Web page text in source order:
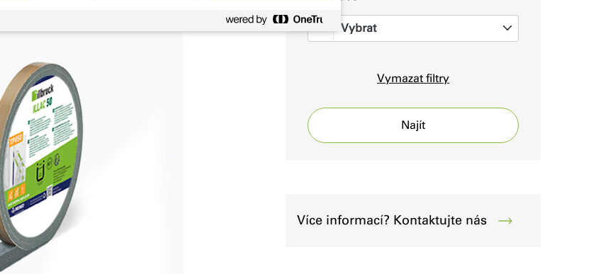
Vybrat
Vymazat filtry
Najít
Více informací? Kontaktujte nás